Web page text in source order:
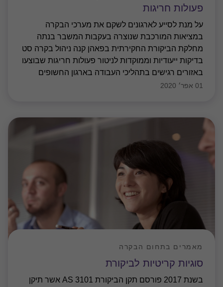
פעולות חריגות
על מנת לסייע לארגונים לשקם את מערכי הבקרה
במציאות המורכבת שנוצרה בעקבות המשבר בנתה
מחלקת הביקורת החקירתית בפאהן קנה ניהול בקרה סט
בדיקות ייעודיות וממוקדות לניטור פעולות חריגות שבוצעו
באזורים רגישים בתהליכי העבודה בארגון החשופים
לאירועים של הונאות ומעילות. הבדיקות תבוצענה על ידי
01 אפר׳ 2020
סוגיות קריטיות לביקורת
מאמרים בתחום הבקרה
בשנת 2017 פורסם תקן הביקורת AS 3101 אשר תיקן